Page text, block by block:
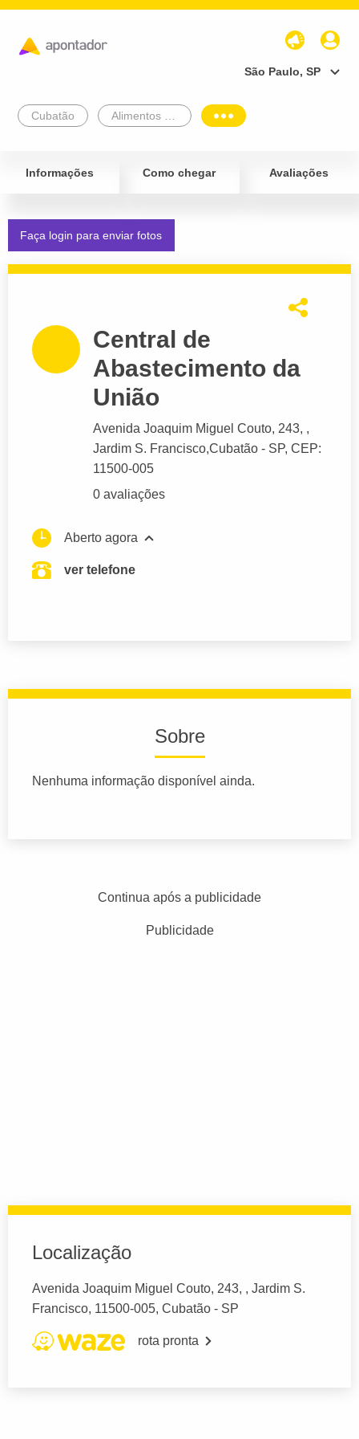
São Paulo, SP
Cubatão
Informações Como chegar Avaliações
Faça login para enviar fotos
Central de
Abastecimento da
União
Avenida Joaquim Miguel Couto, 243, ,
Jardim S. Francisco,Cubatão - SP, CEP:
11500-005
0 avaliações
Aberto agora
ver telefone
Sobre
Nenhuma informação disponível ainda.
Continua após a publicidade
Publicidade
Localização
Avenida Joaquim Miguel Couto, 243, , Jardim S.
Francisco, 11500-005, Cubatão - SP
rota pronta